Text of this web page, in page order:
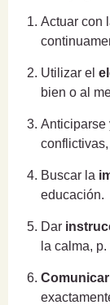
Actuar con
Utilizar el
bien o al
Anticiparse
Buscar la
educación.
Dar
la calma,
Comunicar